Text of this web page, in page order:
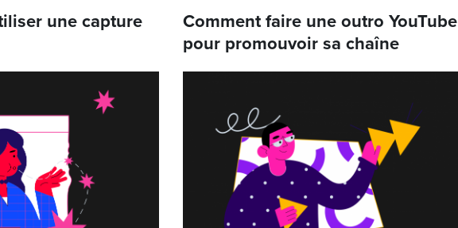
une capture
Comment faire une outro YouTube
pour promouvoir sa chaîne